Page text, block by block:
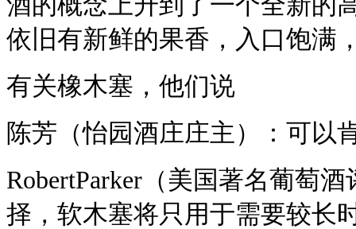
依旧有新鲜的果香，入口饱满
有关橡木塞，他们说
陈芳（怡园酒庄庄主）：可以
RobertParker（美国著名葡萄
择，软木塞将只用于需要较长